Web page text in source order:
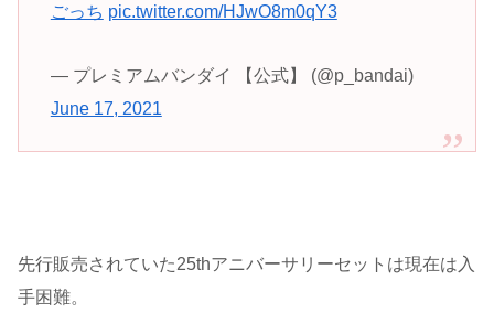
ごっち pic.twitter.com/HJwO8m0qY3
— プレミアムバンダイ 【公式】 (@p_bandai)
June 17, 2021
先行販売されていた25thアニバーサリーセットは現在は入
手困難。